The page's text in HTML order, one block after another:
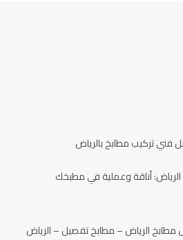
تركيب مطابخ بالرياض
أناقة وعملية في مطبخك
مطابخ الرياض – مطابخ تفصيل – الرياض